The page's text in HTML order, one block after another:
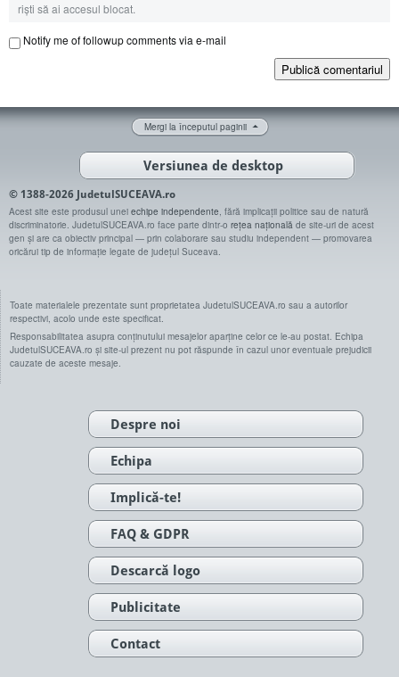
riști să ai accesul blocat.
Notify me of followup comments via e-mail
Publică comentariul
Mergi la începutul paginii
Versiunea de desktop
© 1388-2026 JudetulSUCEAVA.ro
Acest site este produsul unei echipe independente, fără implicații politice sau de natură
discriminatorie. JudetulSUCEAVA.ro face parte dintr-o rețea națională de site-uri de acest
gen și are ca obiectiv principal — prin colaborare sau studiu independent — promovarea
oricărui tip de informație legate de județul Suceava.
Toate materialele prezentate sunt proprietatea JudetulSUCEAVA.ro sau a autorilor
respectivi, acolo unde este specificat.
Responsabilitatea asupra conținutului mesajelor aparține celor ce le-au postat. Echipa
JudetulSUCEAVA.ro și site-ul prezent nu pot răspunde în cazul unor eventuale prejudicii
cauzate de aceste mesaje.
Despre noi
Echipa
Implică-te!
FAQ & GDPR
Descarcă logo
Publicitate
Contact